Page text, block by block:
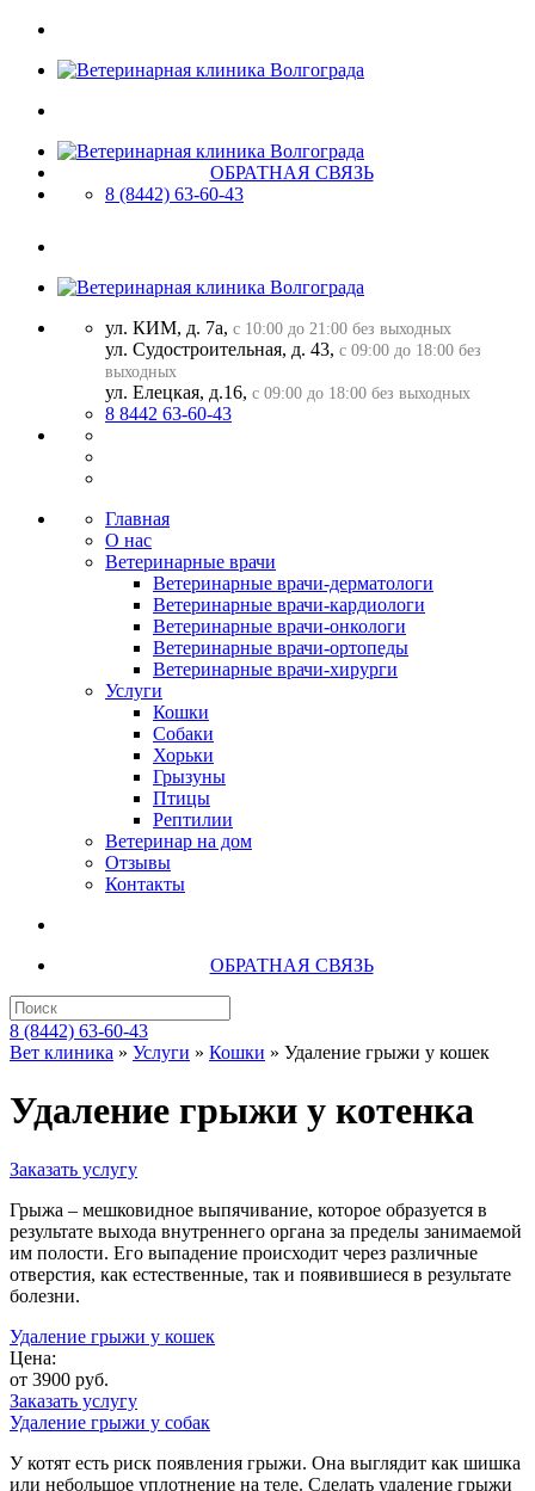
ОБРАТНАЯ СВЯЗЬ
8 (8442) 63-60-43
ул. КИМ, д. 7а, с 10:00 до 21:00 без выходных
ул. Судостроительная, д. 43, с 09:00 до 18:00 без
выходных
ул. Елецкая, д.16, с 09:00 до 18:00 без выходных
8 8442 63-60-43
Главная
О нас
Ветеринарные врачи
Ветеринарные врачи-дерматологи
Ветеринарные врачи-кардиологи
Ветеринарные врачи-онкологи
Ветеринарные врачи-ортопеды
Ветеринарные врачи-хирурги
Услуги
Кошки
Собаки
Хорьки
Грызуны
Птицы
Рептилии
Ветеринар на дом
Отзывы
Контакты
ОБРАТНАЯ СВЯЗЬ
8 (8442) 63-60-43
Вет клиника » Услуги » Кошки » Удаление грыжи у кошек
Удаление грыжи у котенка
Заказать услугу
Грыжа – мешковидное выпячивание, которое образуется в
результате выхода внутреннего органа за пределы занимаемой
им полости. Его выпадение происходит через различные
отверстия, как естественные, так и появившиеся в результате
болезни.
Удаление грыжи у кошек
Цена:
от 3900 руб.
Заказать услугу
Удаление грыжи у собак
У котят есть риск появления грыжи. Она выглядит как шишка
или небольшое уплотнение на теле. Сделать удаление грыжи